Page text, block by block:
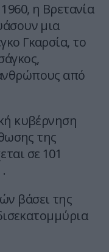
η Βρετανία
μια
Γκαρσία, το
από
κυβέρνηση
της
σε 101
βάσει της